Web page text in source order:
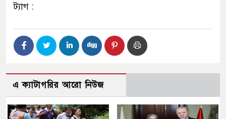
ট্যাগ :
এ ক্যাটাগরির আরো নিউজ